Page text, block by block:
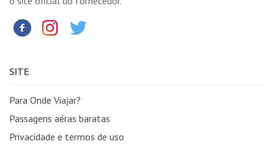
SITE
Para Onde Viajar?
Passagens aéras baratas
Privacidade e termos de uso